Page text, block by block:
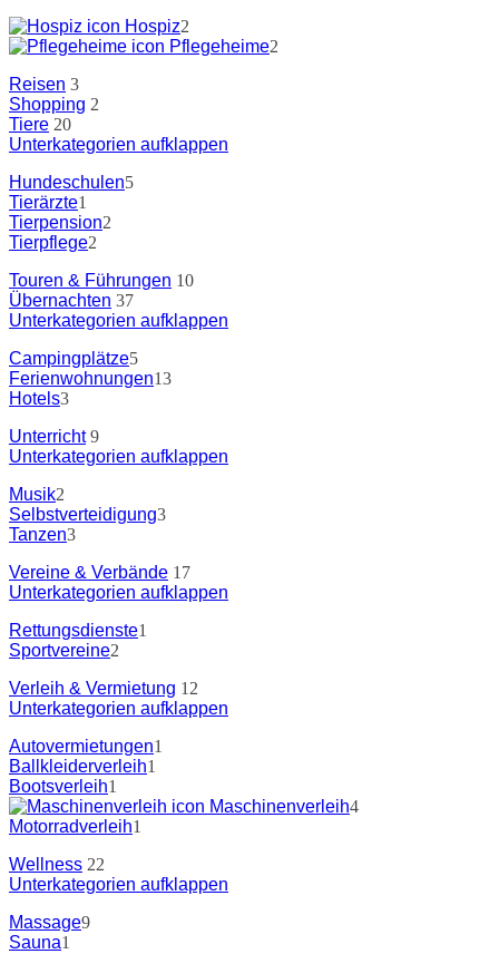
Hospiz2
Pflegeheime2
Reisen 3
Shopping 2
Tiere 20
Unterkategorien aufklappen
Hundeschulen5
Tierärzte1
Tierpension2
Tierpflege2
Touren & Führungen 10
Übernachten 37
Unterkategorien aufklappen
Campingplätze5
Ferienwohnungen13
Hotels3
Unterricht9
Unterkategorien aufklappen
Musik2
Selbstverteidigung3
Tanzen3
Vereine & Verbände 17
Unterkategorien aufklappen
Rettungsdienste1
Sportvereine2
Verleih & Vermietung 12
Unterkategorien aufklappen
Autovermietungen1
Ballkleiderverleih1
Bootsverleih1
Maschinenverleih4
Motorradverleih1
Wellness 22
Unterkategorien aufklappen
Massage9
Sauna1